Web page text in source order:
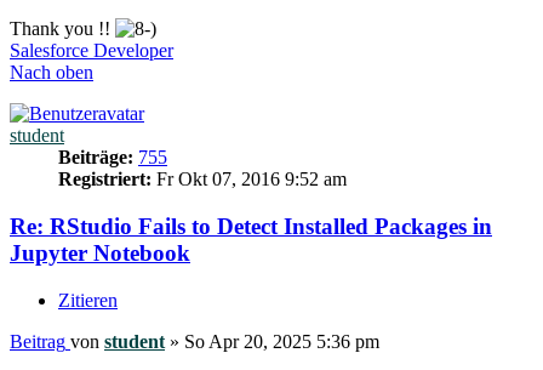
Thank you !!
Salesforce Developer
Nach oben
student
Beiträge: 755
Registriert: Fr Okt 07, 2016 9:52 am
Re: RStudio Fails to Detect Installed Packages in
Jupyter Notebook
Zitieren
Beitrag von student » So Apr 20, 2025 5:36 pm